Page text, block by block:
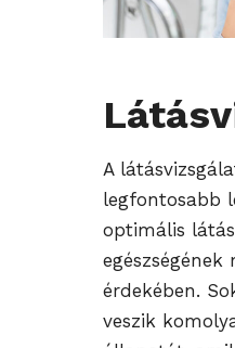
A
legfontosabb
optimális
egészségének
érdekében.
veszik